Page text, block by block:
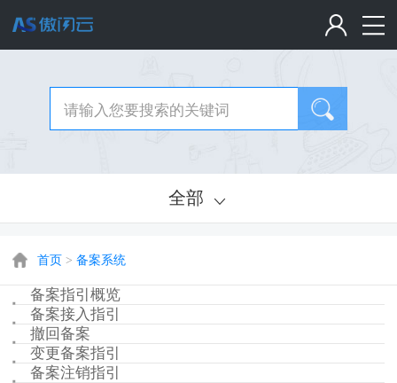
全部
首页 > 备案系统
备案指引概览
备案接入指引
撤回备案
变更备案指引
备案注销指引